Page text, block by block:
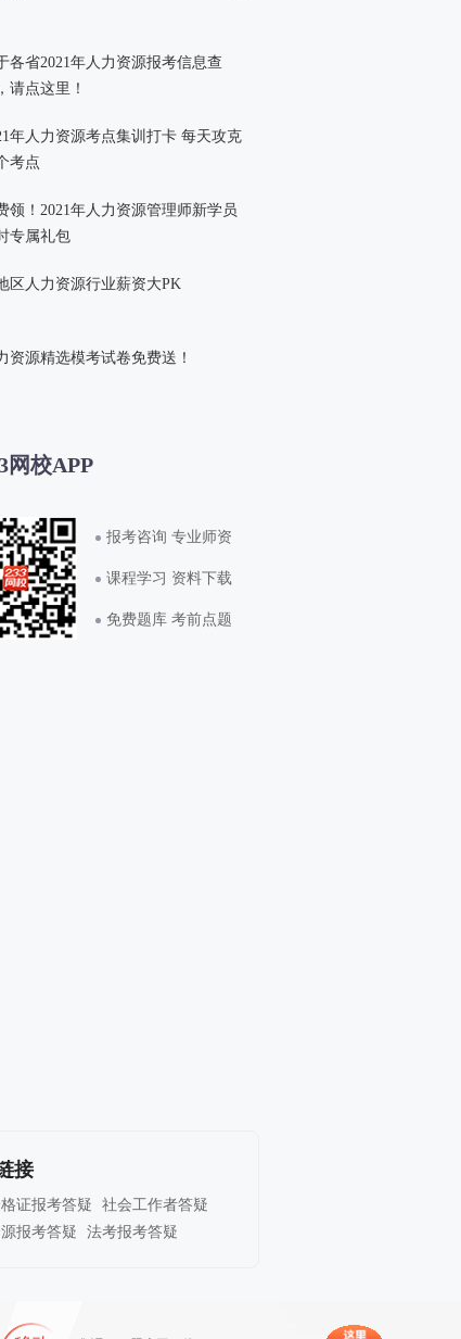
各省2021年人力资源报考信息查
请点这里！
年人力资源考点集训打卡 每天攻克
考点
领！2021年人力资源管理师新学员
专属礼包
区人力资源行业薪资大PK
资源精选模考试卷免费送！
网校APP
报考咨询 专业师资
课程学习 资料下载
免费题库 考前点题
接
证报考答疑
社会工作者答疑
报考答疑
法考报考答疑